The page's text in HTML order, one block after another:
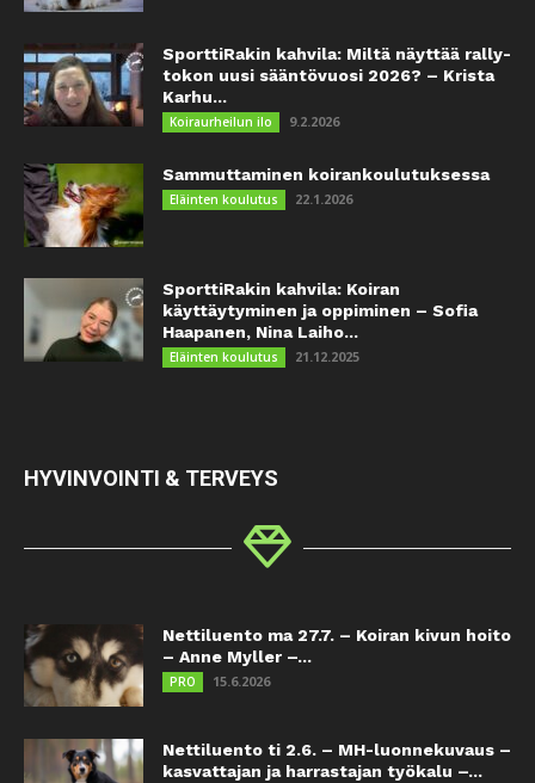
SporttiRakin kahvila: Miltä näyttää rally-
tokon uusi sääntövuosi 2026? – Krista
Karhu...
Koiraurheilun ilo 9.2.2026
Sammuttaminen koirankoulutuksessa
Eläinten koulutus 22.1.2026
SporttiRakin kahvila: Koiran
käyttäytyminen ja oppiminen – Sofia
Haapanen, Nina Laiho...
Eläinten koulutus 21.12.2025
HYVINVOINTI & TERVEYS
Nettiluento ma 27.7. – Koiran kivun hoito
– Anne Myller –...
PRO 15.6.2026
Nettiluento ti 2.6. – MH-luonnekuvaus –
kasvattajan ja harrastajan työkalu –...